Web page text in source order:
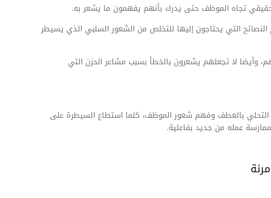
حقيقي تجاه الموظف حتى يدرك بأنهم يفهمون ما يشعر به.
التي يحتاجون إليها للتخلص من الشعور السلبي الذي يسيطر
وأيضا لا تجعلهم يشعرون بالخطأ بسبب مشاعر الحزن التي
التحلي بالعطف وفهم شعور الموظف، كلما استطاع السيطرة على
عمله من جديد بفاعلية.